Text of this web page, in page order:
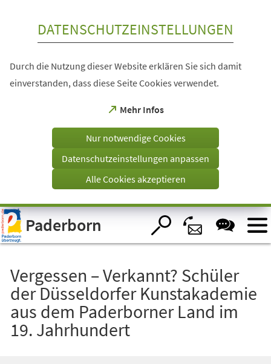
Visuelle
Assistenzsoftware
öffnen.
DATENSCHUTZEINSTELLUNGEN
Durch die Nutzung dieser Website erklären Sie sich damit
einverstanden, dass diese Seite Cookies verwendet.
Mehr Infos
(Öffnet
einem
Tab)
Nur notwendige Cookies
Datenschutzeinstellungen anpassen
Alle Cookies akzeptieren
Paderborn
Vergessen – Verkannt? Schüler
der Düsseldorfer Kunstakademie
aus dem Paderborner Land im
19. Jahrhundert